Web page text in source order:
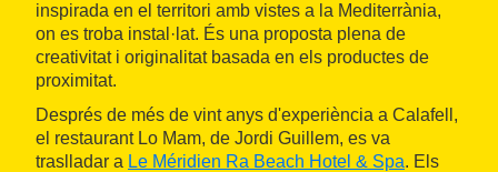
inspirada en el territori amb vistes a la Mediterrània,
on es troba instal·lat. És una proposta plena de
creativitat i originalitat basada en els productes de
proximitat.
Després de més de vint anys d'experiència a Calafell,
el restaurant Lo Mam, de Jordi Guillem, es va
traslladar a Le Méridien Ra Beach Hotel & Spa. Els